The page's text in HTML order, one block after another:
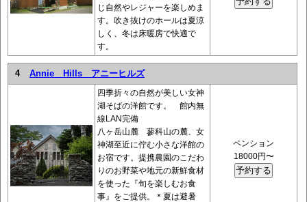
じ自然やレジャーを楽しめま
す。吹き抜けのホールは夏涼
しく、冬は床暖房で快適で
す。
4 Annie Hills アニーヒルズ
四季折々の自然が美しい女神
湖そばの洋館です。 館内無
線LAN完備
八ヶ岳山麓 蓼科山の麓、女
神湖至近に佇む小さな洋館の
お宿です。提携農園のこだわ
りのお野菜や地元の新鮮食材
を使った『旬を楽しむお食
事』をご提供。＊夏は避暑
ペンション
18000円〜